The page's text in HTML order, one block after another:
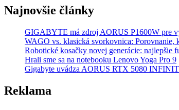
Najnovšie články
GIGABYTE má zdroj AORUS P1600W pre
WAGO vs. klasická svorkovnica: Porovnanie,
Robotické kosačky novej generácie: najlepšie
Hrali sme sa na notebooku Lenovo Yoga Pro 9
Gigabyte uvádza AORUS RTX 5080
Reklama